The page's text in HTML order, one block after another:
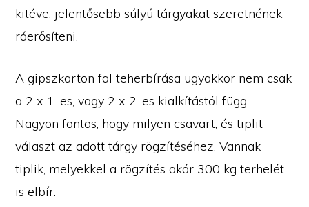
kitéve, jelentősebb súlyú tárgyakat szeretnének
ráerősíteni.
A gipszkarton fal teherbírása ugyakkor nem csak
a 2 x 1-es, vagy 2 x 2-es kialkítástól függ.
Nagyon fontos, hogy milyen csavart, és tiplit
választ az adott tárgy rögzítéséhez. Vannak
tiplik, melyekkel a rögzítés akár 300 kg terhelét
is elbír.